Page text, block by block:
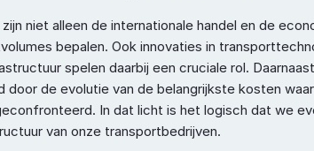
niet alleen de internationale handel en de
bepalen. Ook innovaties in
spelen daarbij een cruciale rol.
door de evolutie van de belangrijkste kosten
In dat licht is het logisch dat we
van onze transportbedrijven.